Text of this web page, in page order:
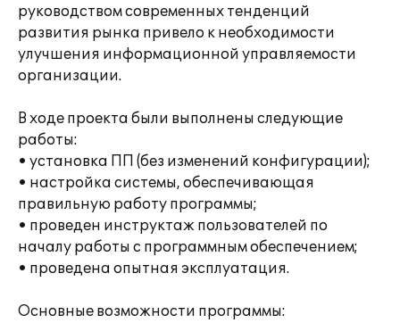
руководством современных тенденций
развития рынка привело к необходимости
улучшения информационной управляемости
организации.
В ходе проекта были выполнены следующие
работы:
• установка ПП (без изменений конфигурации);
• настройка системы, обеспечивающая
правильную работу программы;
• проведен инструктаж пользователей по
началу работы с программным обеспечением;
• проведена опытная эксплуатация.
Основные возможности программы: